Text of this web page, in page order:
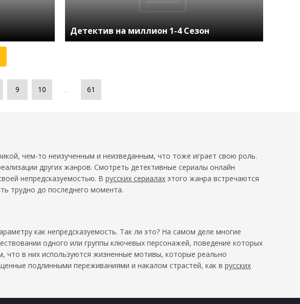
Детектив на миллион 1-4 Сезон
9 10 ... 61
чем-то неизученным и неизведанным, что тоже играет свою роль.
других жанров. Смотреть детективные сериалы онлайн
непредсказуемостью. В русских сериалах этого жанра встречаются
трудно до последнего момента.
как непредсказуемость. Так ли это? На самом деле многие
одного или группы ключевых персонажей, поведение которых
что в них используются жизненные мотивы, которые реально
подлинными переживаниями и накалом страстей, как в русских